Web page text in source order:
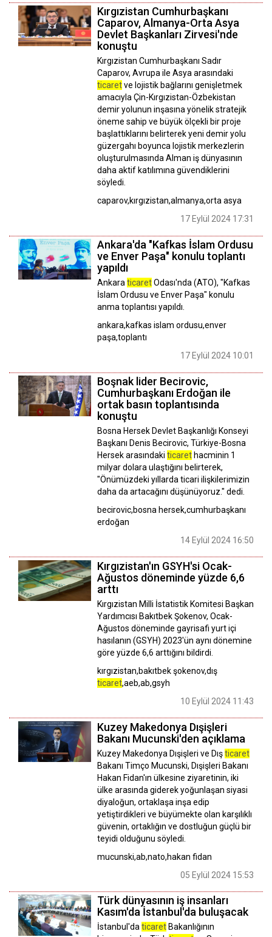
Kırgızistan Cumhurbaşkanı
Caparov, Almanya-Orta Asya
Devlet Başkanları Zirvesi'nde
konuştu
Kırgızistan Cumhurbaşkanı Sadır
Caparov, Avrupa ile Asya arasındaki
ticaretve lojistik bağlarını genişletmek
amacıyla Çin-Kırgızistan-Özbekistan
demir yolunun inşasına yönelik stratejik
öneme sahip ve büyük ölçekli bir proje
başlattıklarını belirterek yeni demir yolu
güzergahı boyunca lojistik merkezlerin
oluşturulmasında Alman iş dünyasının
daha aktif katılımına güvendiklerini
söyledi.
caparov,kırgızistan,almanya,orta asya
17 Eylül 2024 17:31
Ankara'da "Kafkas İslam Ordusu
ve Enver Paşa" konulu toplantı
yapıldı
Ankara ticaretOdası'nda (ATO), "Kafkas
İslam Ordusu ve Enver Paşa" konulu
anma toplantısı yapıldı.
ankara,kafkas islam ordusu,enver
paşa,toplantı
17 Eylül 2024 10:01
Boşnak lider Becirovic,
Cumhurbaşkanı Erdoğan ile
ortak basın toplantısında
konuştu
Bosna Hersek Devlet Başkanlığı Konseyi
Başkanı Denis Becirovic, Türkiye-Bosna
Hersek arasındaki ticaret hacminin 1
milyar dolara ulaştığını belirterek,
"Önümüzdeki yıllarda ticari ilişkilerimizin
daha da artacağını düşünüyoruz." dedi.
becirovic,bosna hersek,cumhurbaşkanı
erdoğan
14 Eylül 2024 16:50
Kırgızistan'ın GSYH'si Ocak-
Ağustos döneminde yüzde 6,6
arttı
Kırgızistan Milli İstatistik Komitesi Başkan
Yardımcısı Bakıtbek Şokenov, Ocak-
Ağustos döneminde gayrisafi yurt içi
hasılanın (GSYH) 2023'ün aynı dönemine
göre yüzde 6,6 arttığını bildirdi.
kırgızistan,bakıtbek şokenov,dış
ticaret,aeb,ab,gsyh
10 Eylül 2024 11:43
Kuzey Makedonya Dışişleri
Bakanı Mucunski'den açıklama
Kuzey Makedonya Dışişleri ve Dışticaret
Bakanı Timço Mucunski, Dışişleri Bakanı
Hakan Fidan'ın ülkesine ziyaretinin, iki
ülke arasında giderek yoğunlaşan siyasi
diyaloğun, ortaklaşa inşa edip
yetiştirdikleri ve büyümekte olan karşılıklı
güvenin, ortaklığın ve dostluğun güçlü bir
teyidi olduğunu söyledi.
mucunski,ab,nato,hakan fidan
05 Eylül 2024 15:53
Türk dünyasının iş insanları
Kasım'da İstanbul'da buluşacak
İstanbul'daticaret Bakanlığının